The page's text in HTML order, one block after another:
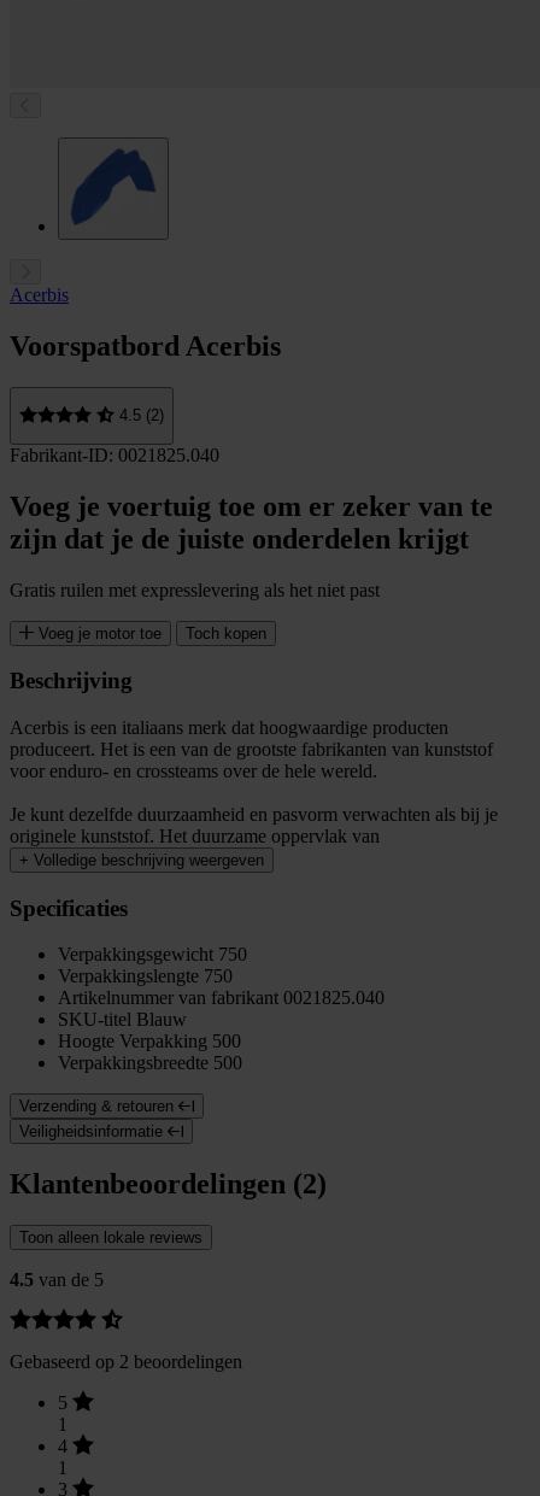
Acerbis
Voorspatbord Acerbis
4.5 (2)
Fabrikant-ID: 0021825.040
Voeg je voertuig toe om er zeker van te
zijn dat je de juiste onderdelen krijgt
Gratis ruilen met expresslevering als het niet past
Voeg je motor toe Toch kopen
Beschrijving
Acerbis is een italiaans merk dat hoogwaardige producten
produceert. Het is een van de grootste fabrikanten van kunststof
voor enduro- en crossteams over de hele wereld.
Je kunt dezelfde duurzaamheid en pasvorm verwachten als bij je
originele kunststof. Het duurzame oppervlak van
+ Volledige beschrijving weergeven
Specificaties
Verpakkingsgewicht 750
Verpakkingslengte 750
Artikelnummer van fabrikant 0021825.040
SKU-titel Blauw
Hoogte Verpakking 500
Verpakkingsbreedte 500
Verzending & retouren
Veiligheidsinformatie
Klantenbeoordelingen (2)
Toon alleen lokale reviews
4.5 van de 5
Gebaseerd op 2 beoordelingen
5
1
4
1
3